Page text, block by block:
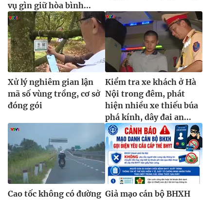
vụ gìn giữ hòa bình...
Xử lý nghiêm gian lận
mã số vùng trồng, cơ sở
đóng gói
Kiểm tra xe khách ở Hà
Nội trong đêm, phát
hiện nhiều xe thiếu búa
phá kính, dây đai an...
Cao tốc không có đường Giả mạo cán bộ BHXH